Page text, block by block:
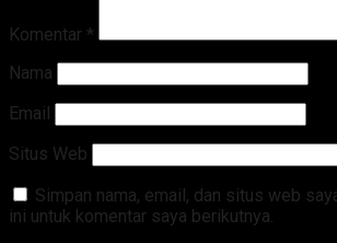
Komentar *
Nama
Email
Situs Web
Simpan nama, email, dan situs web
ini untuk komentar saya berikutnya.